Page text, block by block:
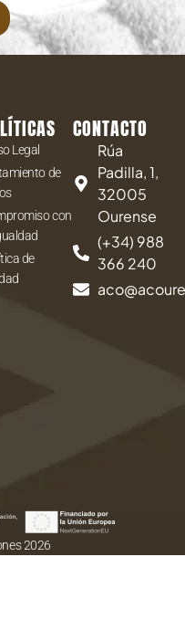
Legal
de
con
de
CONTACTO
Rúa
Padilla, 1,
32005
Ourense
(+34) 988
366 240
2026